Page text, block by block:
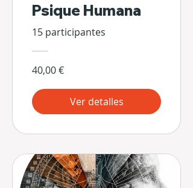
Psique Humana
15 participantes
40,00 €
Ver detalles